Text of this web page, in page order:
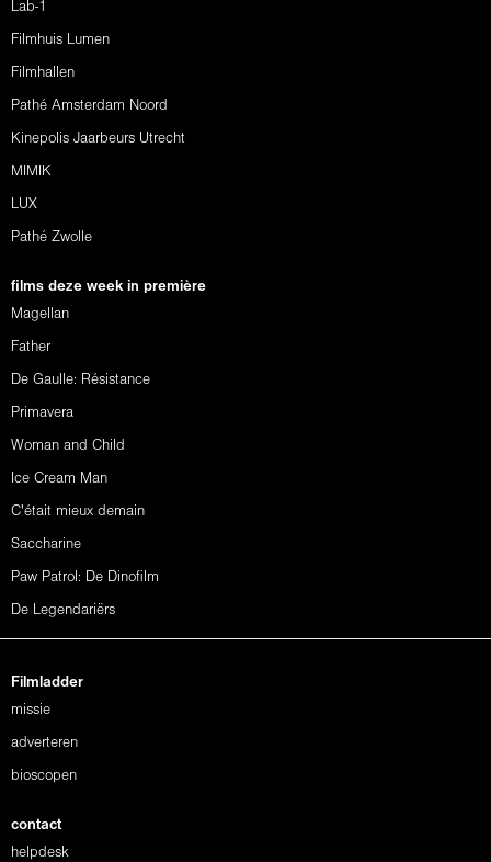
Lab-1
Filmhuis Lumen
Filmhallen
Pathé Amsterdam Noord
Kinepolis Jaarbeurs Utrecht
MIMIK
LUX
Pathé Zwolle
films deze week in première
Magellan
Father
De Gaulle: Résistance
Primavera
Woman and Child
Ice Cream Man
C'était mieux demain
Saccharine
Paw Patrol: De Dinofilm
De Legendariërs
Filmladder
missie
adverteren
bioscopen
contact
helpdesk